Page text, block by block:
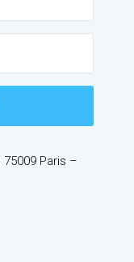
Paris –